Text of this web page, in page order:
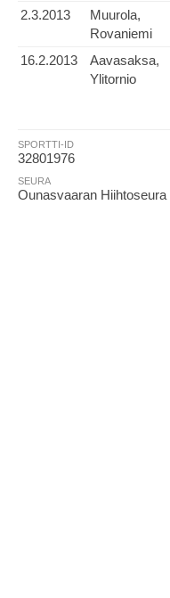
2.3.2013
Muurola,
Rovaniemi
16.2.2013
Aavasaksa,
Ylitornio
SPORTTI-ID
32801976
SEURA
Ounasvaaran Hiihtoseura